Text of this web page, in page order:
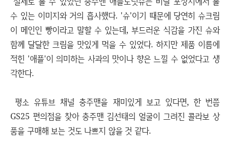
수 있는 이미지와 거의 흡사했다. '슈'이기 때문에 당연히 슈크림
이 메인인 빵이라고 말할 수 있는데, 부드러운 식감을 가진 슈와
함께 달달한 크림을 맛있게 먹을 수 있었다. 하지만 제품 이름에
적힌 '애플'이 의미하는 사과의 맛이나 향은 느낄 수 없었다고 생
각한다.
평소 유튜브 채널 충주맨을 재미있게 보고 있다면, 한 번쯤
GS25 편의점을 찾아 충주맨 김선태의 얼굴이 그려진 콜라보 상
품을 구매해 보는 것도 나쁘지 않을 것 같다.